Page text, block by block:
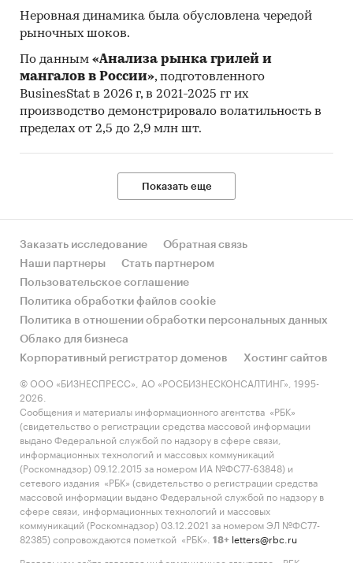
Неровная динамика была обусловлена чередой
рыночных шоков.
По данным «Анализа рынка грилей и
мангалов в России», подготовленного
BusinesStat в 2026 г, в 2021-2025 гг их
производство демонстрировало волатильность в
пределах от 2,5 до 2,9 млн шт.
Показать еще
Заказать исследование
Обратная связь
Наши партнеры
Стать партнером
Пользовательское соглашение
Политика обработки файлов cookie
Политика в отношении обработки персональных данных
Облако для бизнеса
Корпоративный регистратор доменов
Хостинг сайтов
© ООО «БИЗНЕСПРЕСС», АО «РОСБИЗНЕСКОНСАЛТИНГ», 1995-
2026.
Сообщения и материалы информационного агентства «РБК»
(свидетельство о регистрации средства массовой информации
выдано Федеральной службой по надзору в сфере связи,
информационных технологий и массовых коммуникаций
(Роскомнадзор) 09.12.2015 за номером ИА №ФС77-63848) и
сетевого издания «РБК» (свидетельство о регистрации средства
массовой информации выдано Федеральной службой по надзору в
сфере связи, информационных технологий и массовых
коммуникаций (Роскомнадзор) 03.12.2021 за номером ЭЛ №ФС77-
82385) сопровождаются пометкой «РБК».
18+ letters@rbc.ru